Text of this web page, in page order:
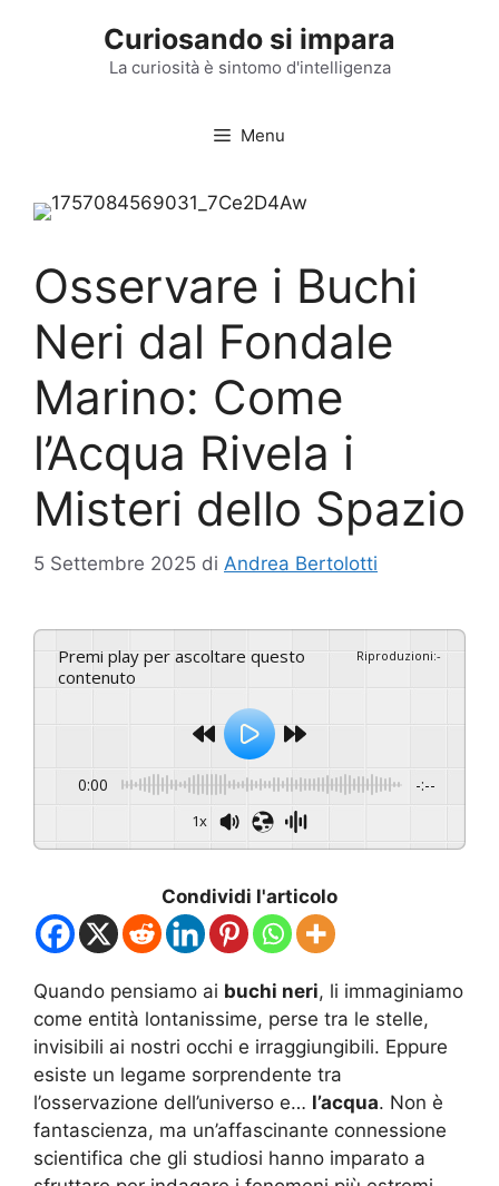
Curiosando si impara
La curiosità è sintomo d'intelligenza
Menu
Osservare i Buchi
Neri dal Fondale
Marino: Come
l’Acqua Rivela i
Misteri dello Spazio
5 Settembre 2025 di Andrea Bertolotti
Premi play per ascoltare questo
contenuto
Riproduzioni:-
0:00 -:--
1x
Condividi l'articolo
Quando pensiamo ai buchi neri, li immaginiamo
come entità lontanissime, perse tra le stelle,
invisibili ai nostri occhi e irraggiungibili. Eppure
esiste un legame sorprendente tra
l’osservazione dell’universo e… l’acqua. Non è
fantascienza, ma un’affascinante connessione
scientifica che gli studiosi hanno imparato a